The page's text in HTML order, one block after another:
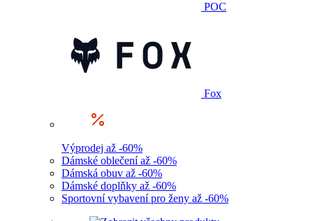
POC
Fox
Výprodej až -60%
Dámské oblečení až -60%
Dámská obuv až -60%
Dámské doplňky až -60%
Sportovní vybavení pro ženy až -60%